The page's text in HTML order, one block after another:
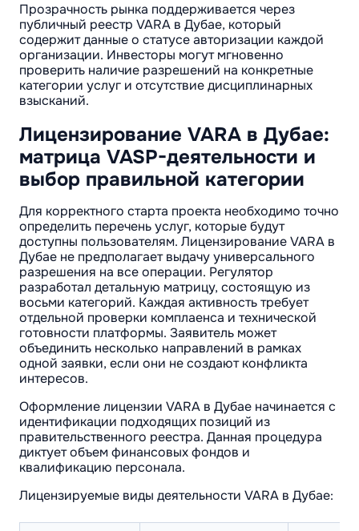
Прозрачность рынка поддерживается через
публичный реестр VARA в Дубае, который
содержит данные о статусе авторизации каждой
организации. Инвесторы могут мгновенно
проверить наличие разрешений на конкретные
категории услуг и отсутствие дисциплинарных
взысканий.
Лицензирование VARA в Дубае:
матрица VASP-деятельности и
выбор правильной категории
Для корректного старта проекта необходимо точно
определить перечень услуг, которые будут
доступны пользователям. Лицензирование VARA в
Дубае не предполагает выдачу универсального
разрешения на все операции. Регулятор
разработал детальную матрицу, состоящую из
восьми категорий. Каждая активность требует
отдельной проверки комплаенса и технической
готовности платформы. Заявитель может
объединить несколько направлений в рамках
одной заявки, если они не создают конфликта
интересов.
Оформление лицензии VARA в Дубае начинается с
идентификации подходящих позиций из
правительственного реестра. Данная процедура
диктует объем финансовых фондов и
квалификацию персонала.
Лицензируемые виды деятельности VARA в Дубае: